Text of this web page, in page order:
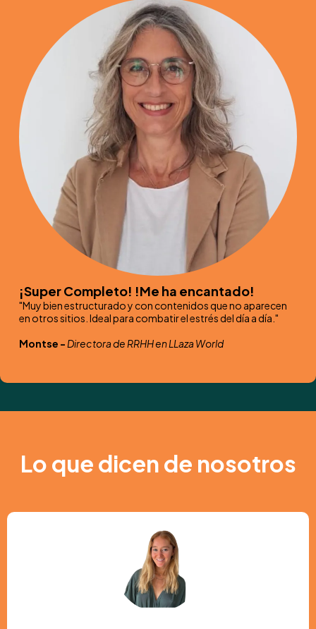
¡Super Completo! !Me ha encantado!
"Muy bien estructurado y con contenidos que no aparecen
en otros sitios. Ideal para combatir el estrés del día a día."
Montse - Directora de RRHH en LLaza World
Lo que dicen de nosotros